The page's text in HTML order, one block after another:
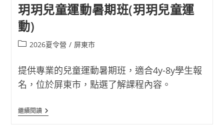
玥玥兒童運動暑期班(玥玥兒童運
動)
Post2026夏令營 / 屏東市
提供專業的兒童運動暑期班，適合4y-8y學生報
名，位於屏東市，點選了解課程內容。
繼續閱讀玥
玥